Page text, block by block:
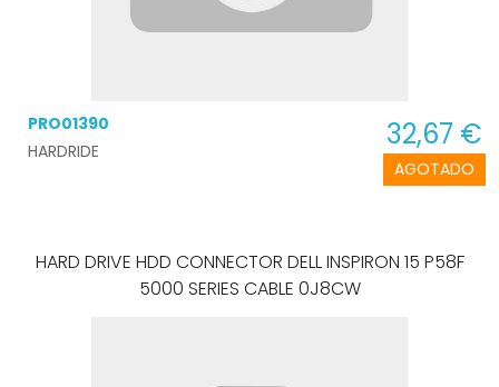
AGOTADO
PRO01390
HARDRIDE
32,67 €
HARD DRIVE HDD CONNECTOR DELL INSPIRON 15 P58F
5000 SERIES CABLE 0J8CW